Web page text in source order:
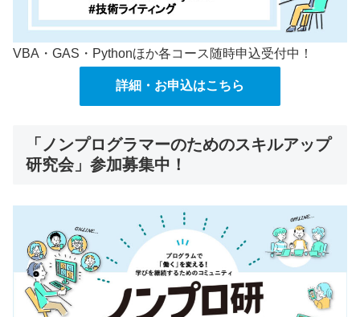
VBA・GAS・Pythonほか各コース随時申込受付中！
詳細・お申込はこちら
「ノンプログラマーのためのスキルアップ
研究会」参加募集中！